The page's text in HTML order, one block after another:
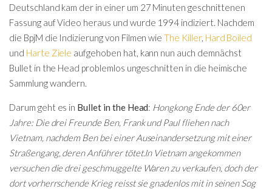
Deutschland kam der in einer um 27 Minuten geschnittenen
Fassung auf Video heraus und wurde 1994 indiziert. Nachdem
die BpjM die Indizierung von Filmen wieThe Killer, Hard Boiled
und Harte Ziele aufgehoben hat, kann nun auch demnächst
Bullet in the Head problemlos ungeschnitten in die heimische
Sammlung wandern.
Darum geht es in Bullet in the Head: Hongkong Ende der 60er
Jahre: Die drei Freunde Ben, Frank und Paul fliehen nach
Vietnam, nachdem Ben bei einer Auseinandersetzung mit einer
Straßengang, deren Anführer tötet.In Vietnam angekommen
versuchen die drei geschmuggelte Waren zu verkaufen, doch der
dort vorherrschende Krieg reisst sie gnadenlos mit in seinen Sog